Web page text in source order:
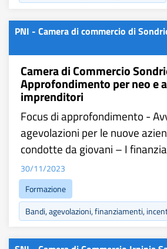
PNI - Camera di commercio di
Camera di Commercio
Approfondimento per neo e
imprenditori
Focus di approfondimento -
agevolazioni per le nuove
condotte da giovani – I
30/11/2023
Formazione
Bandi, agevolazioni, finanziamenti,